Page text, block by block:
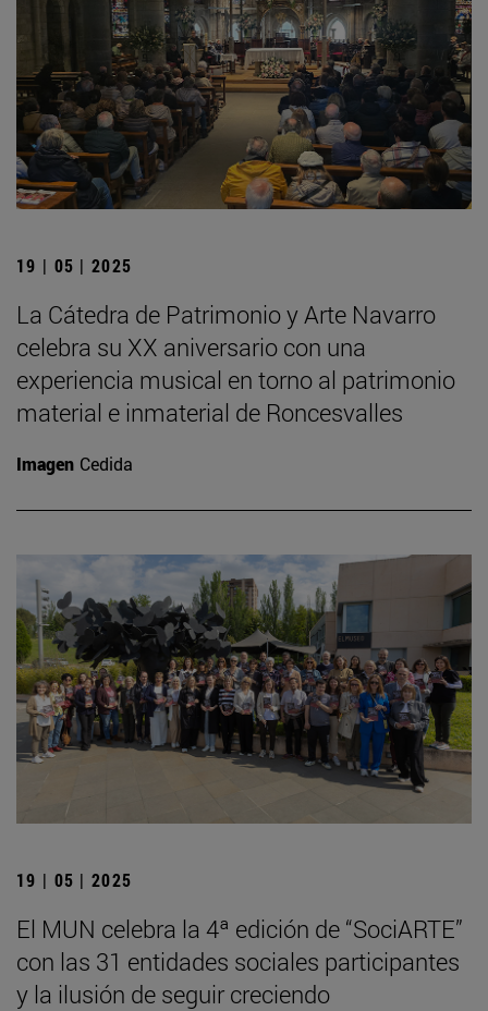
19 | 05 | 2025
La Cátedra de Patrimonio y Arte Navarro
celebra su XX aniversario con una
experiencia musical en torno al patrimonio
material e inmaterial de Roncesvalles
Imagen Cedida
19 | 05 | 2025
El MUN celebra la 4ª edición de “SociARTE”
con las 31 entidades sociales participantes
y la ilusión de seguir creciendo